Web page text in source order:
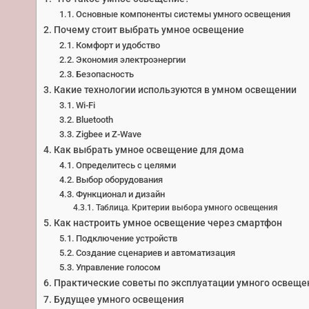
Основные компоненты системы умного освещения
Почему стоит выбрать умное освещение
Комфорт и удобство
Экономия электроэнергии
Безопасность
Какие технологии используются в умном освещении
Wi-Fi
Bluetooth
Zigbee и Z-Wave
Как выбрать умное освещение для дома
Определитесь с целями
Выбор оборудования
Функционал и дизайн
Таблица. Критерии выбора умного освещения
Как настроить умное освещение через смартфон
Подключение устройств
Создание сценариев и автоматизация
Управление голосом
Практические советы по эксплуатации умного
Будущее умного освещения